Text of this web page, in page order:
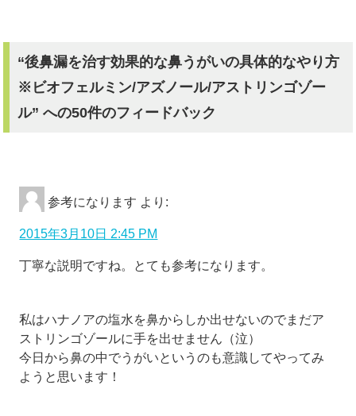
“後鼻漏を治す効果的な鼻うがいの具体的なやり方
※ビオフェルミン/アズノール/アストリンゴゾー
ル” への50件のフィードバック
参考になります より:
2015年3月10日 2:45 PM
丁寧な説明ですね。とても参考になります。
私はハナノアの塩水を鼻からしか出せないのでまだア
ストリンゴゾールに手を出せません（泣）
今日から鼻の中でうがいというのも意識してやってみ
ようと思います！